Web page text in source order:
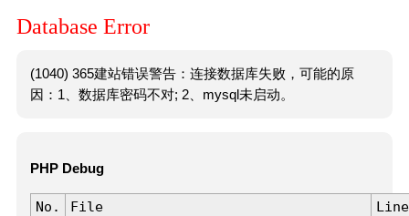
Database Error
(1040) 365建站错误警告：连接数据库失败，可能的原
因：1、数据库密码不对; 2、mysql未启动。
PHP Debug
No. File
Line